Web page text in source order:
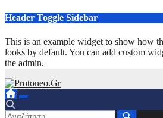
Μετάβαση
περιεχόμενο
Header Toggle Sidebar
This is an example widget to show how
looks by default. You can add custom
the admin.